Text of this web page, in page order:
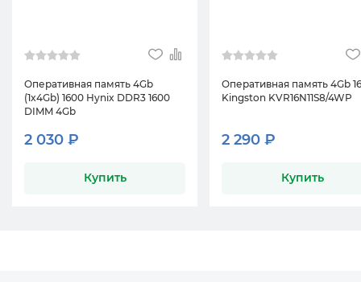
Оперативная память 4Gb
(1x4Gb) 1600 Hynix DDR3 1600
DIMM 4Gb
2 030 ₽
Купить
Оперативная память 4Gb
Kingston KVR16N11S8/4WP
2 290 ₽
Купить